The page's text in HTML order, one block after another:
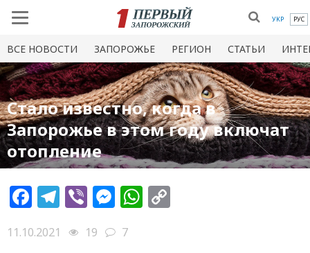
УКР РУС
ВСЕ НОВОСТИ ЗАПОРОЖЬЕ РЕГИОН СТАТЬИ
Стало известно, когда в
Запорожье в этом году включат
отопление
Facebook
Telegram
ViberMessenger
WhatsApp
11.10.2021 19
7